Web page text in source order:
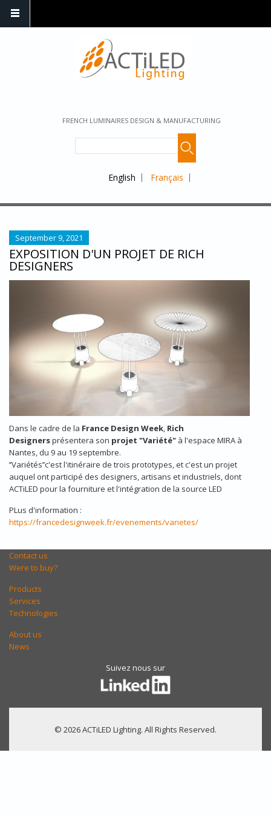
FRENCH LUMINAIRES DESIGN & MANUFACTURING
English Français
September 9, 2021
EXPOSITION D'UN PROJET DE RICH
DESIGNERS
Dans le cadre de la France Design Week, Rich
Designersprésentera son projet "Variété" à l'espace MIRA à
Nantes, du 9 au 19 septembre.
‘’Variétés’’c'est l'itinéraire de trois prototypes, et c'est un projet
auquel ont participé des designers, artisans et industriels, dont
ACTiLED pour la fourniture et l'intégration de la source LED
PLus d'information :
https://francedesignweek.fr/evenements/varietes/
Contact us
Were to buy?
Products
Services
Technologies
About us
News
Suivez nous sur
© 2026 ACTiLED Lighting. All Rights Reserved.